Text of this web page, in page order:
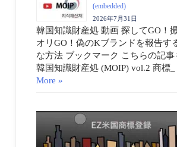
(embedded)
2026年7月31日
韓国知識財産処 動画 探してGO！
オリGO！偽のKブランドを報告す
な方法 ブックマーク こちらの記
韓国知識財産処 (MOIP) vol.2 商標
More »